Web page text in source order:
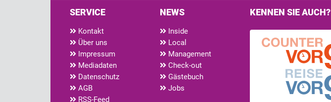
SERVICE
Kontakt
Über uns
Impressum
Mediadaten
Datenschutz
AGB
RSS-Feed
NEWS
Inside
Local
Management
Check-out
Gästebuch
Jobs
KENNEN SIE AUCH?